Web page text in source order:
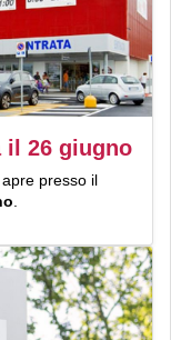
il 26 giugno
apre presso il